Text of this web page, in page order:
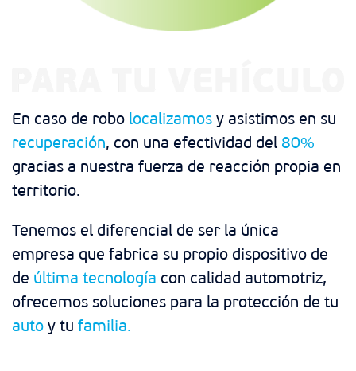
En caso de robo localizamos y asistimos en su
recuperación, con una efectividad del 80%
gracias a nuestra fuerza de reacción propia en
territorio.
Tenemos el diferencial de ser la única
empresa que fabrica su propio dispositivo de
de última tecnología con calidad automotriz,
ofrecemos soluciones para la protección de tu
auto y tu familia.